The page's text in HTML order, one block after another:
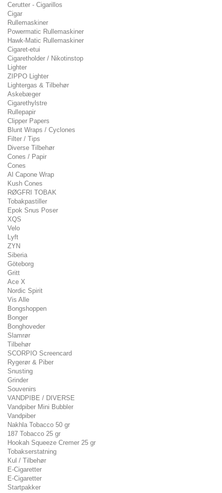
Cerutter - Cigarillos
Cigar
Rullemaskiner
Powermatic Rullemaskiner
Hawk-Matic Rullemaskiner
Cigaret-etui
Cigaretholder / Nikotinstop
Lighter
ZIPPO Lighter
Lightergas & Tilbehør
Askebæger
Cigarethylstre
Rullepapir
Clipper Papers
Blunt Wraps / Cyclones
Filter / Tips
Diverse Tilbehør
Cones / Papir
Cones
Al Capone Wrap
Kush Cones
RØGFRI TOBAK
Tobakpastiller
Epok Snus Poser
XQS
Velo
Lyft
ZYN
Siberia
Göteborg
Gritt
Ace X
Nordic Spirit
Vis Alle
Bongshoppen
Bonger
Bonghoveder
Slamrør
Tilbehør
SCORPIO Screencard
Rygerør & Piber
Snusting
Grinder
Souvenirs
VANDPIBE / DIVERSE
Vandpiber Mini Bubbler
Vandpiber
Nakhla Tobacco 50 gr
187 Tobacco 25 gr
Hookah Squeeze Cremer 25 gr
Tobakserstatning
Kul / Tilbehør
E-Cigaretter
E-Cigaretter
Startpakker